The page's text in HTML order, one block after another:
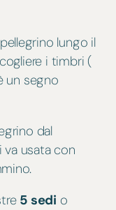
lungo il
i timbri (
un segno
dal
va usata con
5 sedi o